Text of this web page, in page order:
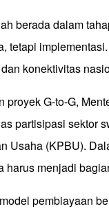
berada dalam
tetapi
konektivitas
proyek G-to-G,
partisipasi sektor
Usaha (KPBU).
harus menjadi
pembiayaan